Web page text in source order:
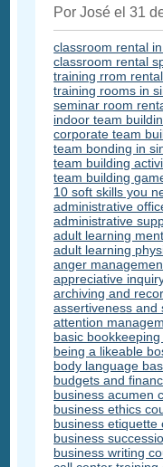
Por José el 31
classroom rental
classroom rental
training rrom
training rooms in
seminar room
indoor team
corporate team
team bonding in
team building
team building
10 soft skills you
administrative
administrative
adult learning
adult learning
anger
appreciative
archiving and
assertiveness and
attention
basic
being a likeable
body language
budgets and
business acumen
business ethics
business etiquette
business
business writing